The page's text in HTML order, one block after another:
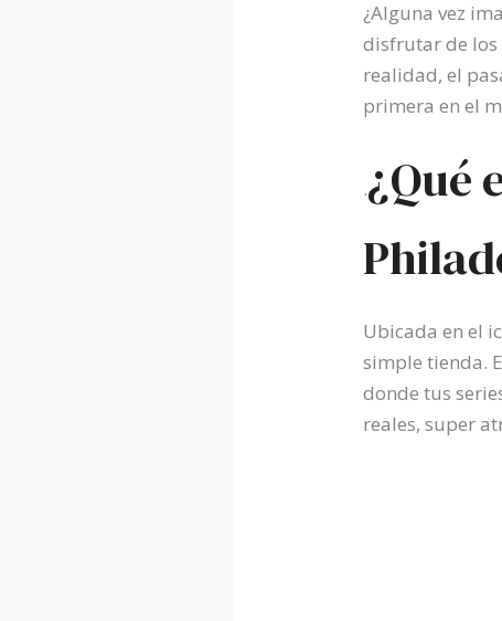
¿Alguna vez
disfrutar de los
realidad, el
primera en el
.¿Qué
Ubicada en el
simple tienda.
donde tus
reales, super